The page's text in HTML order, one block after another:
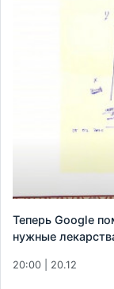
Теперь Google
нужные
20:00 | 20.12